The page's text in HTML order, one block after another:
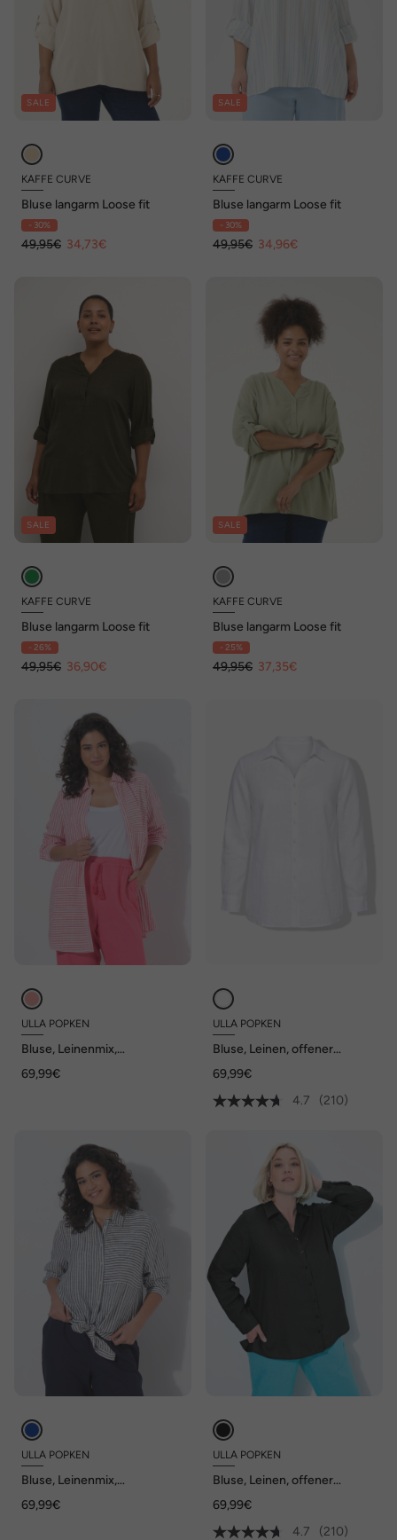
SALE
KAFFE CURVE
Bluse langarm Loose fit
- 30%
49,95€ 34,73€
SALE
KAFFE CURVE
Bluse langarm Loose fit
- 30%
49,95€ 34,96€
SALE
KAFFE CURVE
Bluse langarm Loose fit
- 26%
49,95€ 36,90€
SALE
KAFFE CURVE
Bluse langarm Loose fit
- 25%
49,95€ 37,35€
ULLA POPKEN
Bluse, Leinenmix,
Langarm
69,99€
ULLA POPKEN
Bluse, Leinen, offener
69,99€
4.7
(210)
ULLA POPKEN
Bluse, Leinenmix,
Langarm
69,99€
ULLA POPKEN
Bluse, Leinen, offener
69,99€
4.7
(210)